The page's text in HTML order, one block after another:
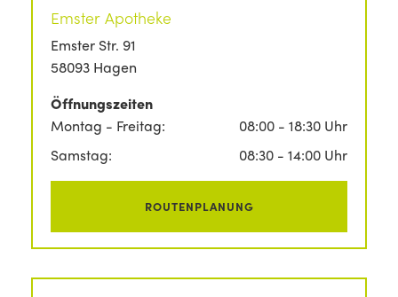
Emster Apotheke
Emster Str. 91
58093 Hagen
Öffnungszeiten
Montag - Freitag:
08:00 - 18:30 Uhr
Samstag:
08:30 - 14:00 Uhr
ROUTENPLANUNG